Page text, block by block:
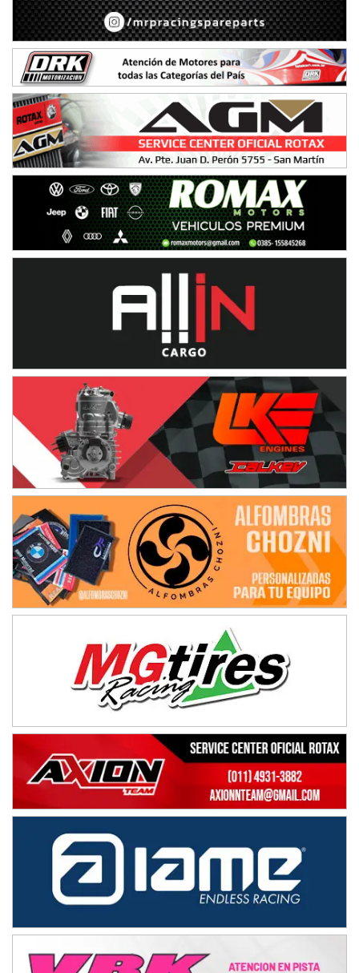
Avellaneda (Santa Fe)
SUR SANTAFESINO - F4
José Samuel Sánchez (Tierra)
Rufino (Santa Fe)
TUCUMANO - F5
Juan Navarro (Asfalto)
El Timbó (Tucumán)